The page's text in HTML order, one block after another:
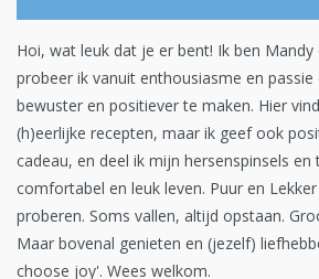
Hoi, wat leuk dat je er bent! Ik ben Mandy
probeer ik vanuit enthousiasme en
bewuster en positiever te maken. Hier
(h)eerlijke recepten, maar ik geef ook
cadeau, en deel ik mijn hersenspinsels en
comfortabel en leuk leven. Puur en
proberen. Soms vallen, altijd opstaan.
Maar bovenal genieten en (jezelf)
choose joy'. Wees welkom.